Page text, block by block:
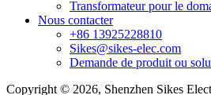
Transformateur pour le
Nous contacter
+86 13925228810
Sikes@sikes-elec.com
Demande de produit ou
Copyright © 2026, Shenzhen Sikes